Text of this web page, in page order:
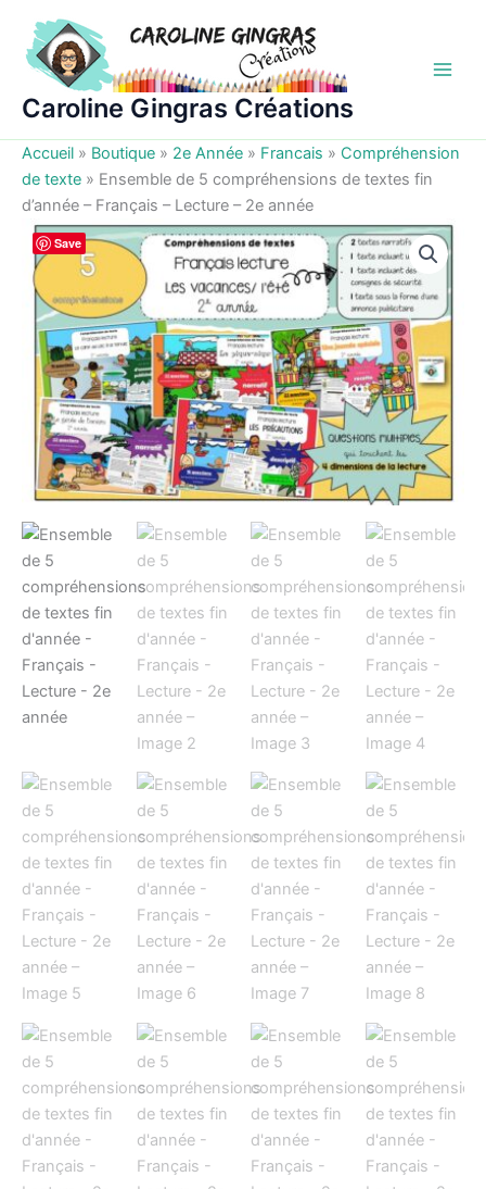
contenu
Caroline Gingras Créations
Accueil » Boutique » 2e Année » Francais » Compréhension
de texte » Ensemble de 5 compréhensions de textes fin
d’année – Français – Lecture – 2e année
Save